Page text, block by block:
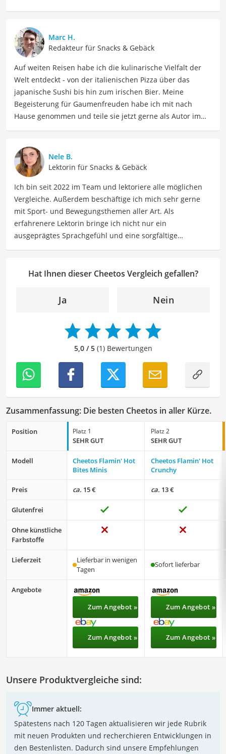
Marc H.
Redakteur für Snacks & Gebäck
Auf weiten Reisen habe ich die kulinarische Vielfalt der
Welt entdeckt - von der italienischen Pizza über das
japanische Sushi bis hin zum irischen Bier. Meine
Begeisterung für Gaumenfreuden habe ich mit nach
Hause genommen und teile sie jetzt gerne als Autor im
Rezepte und die Vielfalt der kulinarischen Welt. Mein Ziel
ist es, Leser zu inspirieren, sich bewusst mit ihrer
Ernährung auseinanderzusetzen, neue
Geschmackserlebnisse zu entdecken und sowohl eine
gesunde als auch genussvolle Beziehung zu
Lebensmitteln zu entwickeln. Durch meine Texte möchte
ich Leser dazu anregen, Essen nicht nur als eine
Notwendigkeit zu sehen, sondern als Quelle von Genuss,
empfehlenswert fürSnacker.
Nele B.
Lektorin für Snacks & Gebäck
Ich bin seit 2022 im Team und lektoriere alle möglichen
Vergleiche. Außerdem beschäftige ich mich sehr gerne
mit Sport- und Bewegungsthemen aller Art. Als
erfahrenere Lektorin bringe ich nicht nur ein
ausgeprägtes Sprachgefühl und eine sorgfältige
kann ich dazu beitragen, Texte inhaltlich präzise, gut
Mein Ziel ist es, unsere Inhalte auf ihre inhaltliche
Kohärenz, logische Schlüssigkeit und stilistische Qualität
meinem Hintergrund im Bereich Sport und meiner Liebe
zur geschriebenen Sprache trage ich dazu bei, dass
fehlerfrei sind.
Hat Ihnen dieser Cheetos Vergleich gefallen?
Ja Nein
5,0 / 5(1) Bewertungen
Zusammenfassung: Die besten Cheetos in aller Kürze.
Position Platz 1
SEHR GUT
Platz 2
SEHR GUT
Modell
Cheetos Flamin' Hot
Bites Minis
Cheetos Flamin' Hot
Crunchy
Preis ca. 15 € ca. 13 €
Glutenfrei
Ohne künstliche
Farbstoffe
Lieferzeit
Lieferbar in wenigen
Tagen
Sofort lieferbar
Angebote
Zum Angebot »
Zum Angebot »
Zum Angebot »
Zum Angebot »
Unsere Produktvergleiche sind:
Immer aktuell:
Spätestens nach 120 Tagen aktualisieren wir jede Rubrik
mit neuen Produkten und recherchieren Entwicklungen in
den Bestenlisten. Dadurch sind unsere Empfehlungen